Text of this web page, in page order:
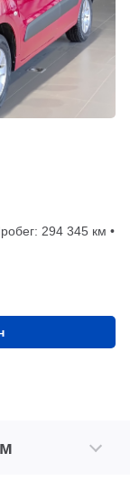
294 345 км •